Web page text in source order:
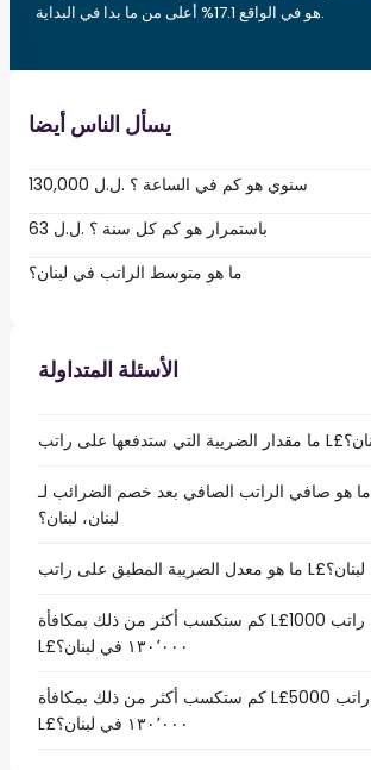
هو في الواقع 17.1% أعلى من ما بدا في البداية.
يسأل الناس أيضا
130,000 ل.ل.‎ سنوي هو كم في الساعة ؟
63 ل.ل.‎ باستمرار هو كم كل سنة ؟
ما هو متوسط الراتب في لبنان؟
الأسئلة المتداولة
ما هو صافي الراتب الصافي بعد خصم الضرائب لـ L£‏١٣٠٬٠٠٠ في
لبنان، لبنان؟
كم ستكسب أكثر من ذلك بمكافأة L£1000 على راتب
كم ستكسب أكثر من ذلك بمكافأة L£5000 على راتب